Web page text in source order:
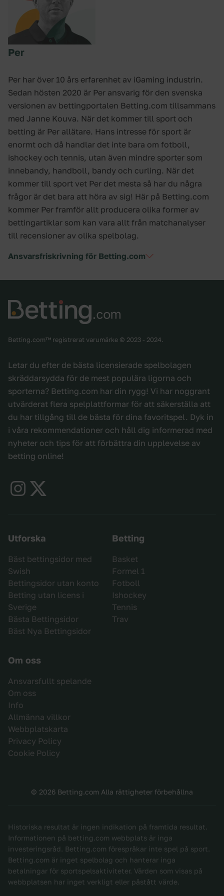
Per
Per har över 10 års erfarenhet av iGaming industrin.
Sedan hösten 2020 är Per ansvarig för den svenska
versionen av bettingportalen Betting.com tillsammans
med Janne Kouva. När det kommer till sport och
betting är Per allätare. Hans intresse för sport är
enormt och då handlar det inte bara om fotboll,
ishockey och tennis, utan även mindre sporter som
innebandy, handboll, bandy och curling. När det
kommer till sport vet Per det mesta så har du några
frågor är det bara att höra av sig! Här på Betting.com
kommer Per framför allt producera olika former av
bettingartiklar som kan vara allt från matchanalyser
till recensioner av olika spelbolag.
Ansvarsfriskrivning för Betting.com
Betting.com™ registrerat varumärke © 2023 - 2024.
Letar du efter de bästa licensierade spelbolagen
skräddarsydda för de mest populära ligorna och
sporterna? Betting.com har din rygg! Vi har noggrant
utvärderat flera spelplattformar för att säkerställa att
du har tillgång till de bästa för dina favoritspel. Dyk in
i våra rekommendationer och håll dig informerad med
nyheter och tips för att förbättra din upplevelse av
betting online!
Utforska
Bäst bettingsidor med
Swish
Bettingsidor utan konto
Betting utan licens i
Sverige
Bästa Bettingsidor
Bäst Nya Bettingsidor
Betting
Basket
Formel 1
Fotboll
Ishockey
Tennis
Trav
Om oss
Ansvarsfullt spelande
Om oss
Info
Allmänna villkor
Webbplatskarta
Privacy Policy
Cookie Policy
© 2026 Betting.com Alla rättigheter förbehållna
Historiska resultat är ingen indikation på framtida resultat.
Informationen på betting.com webbplats är inga
investeringsråd. Betting.com förespråkar inte spel på sport.
Betting.com är inget spelbolag och hanterar inga
betalningar för sportspelsaktiviteter. Värden som visas på
webbplatsen har inget verkligt eller påstått värde.